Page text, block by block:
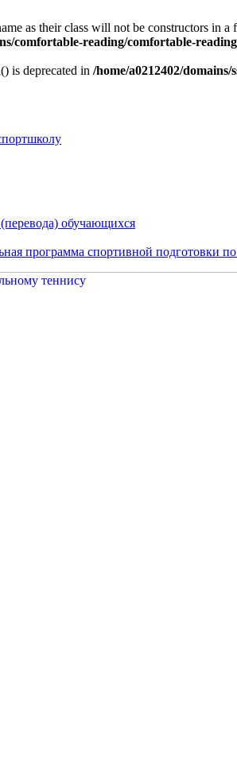
as their class will not be constructors in
comfortable-reading/comfortable-
is deprecated in /home/a0212402/
обучающихся
программа спортивной подготовки